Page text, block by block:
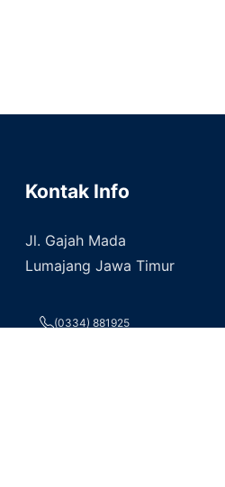
Kontak Info
Jl. Gajah Mada
Lumajang Jawa Timur
(0334) 881925